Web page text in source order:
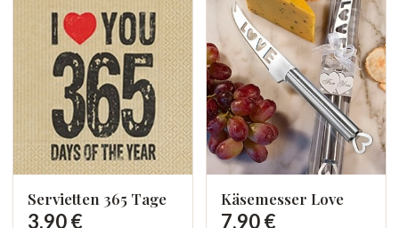
Servietten 365 Tage
3,90 €
Käsemesser Love
7,90 €